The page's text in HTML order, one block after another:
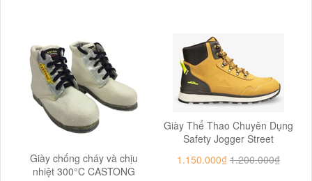
Giày chống cháy và chịu
nhiệt 300°C CASTONG
Giày Thể Thao Chuyên Dụng
Safety Jogger Street
1.150.000₫ 1.200.000₫